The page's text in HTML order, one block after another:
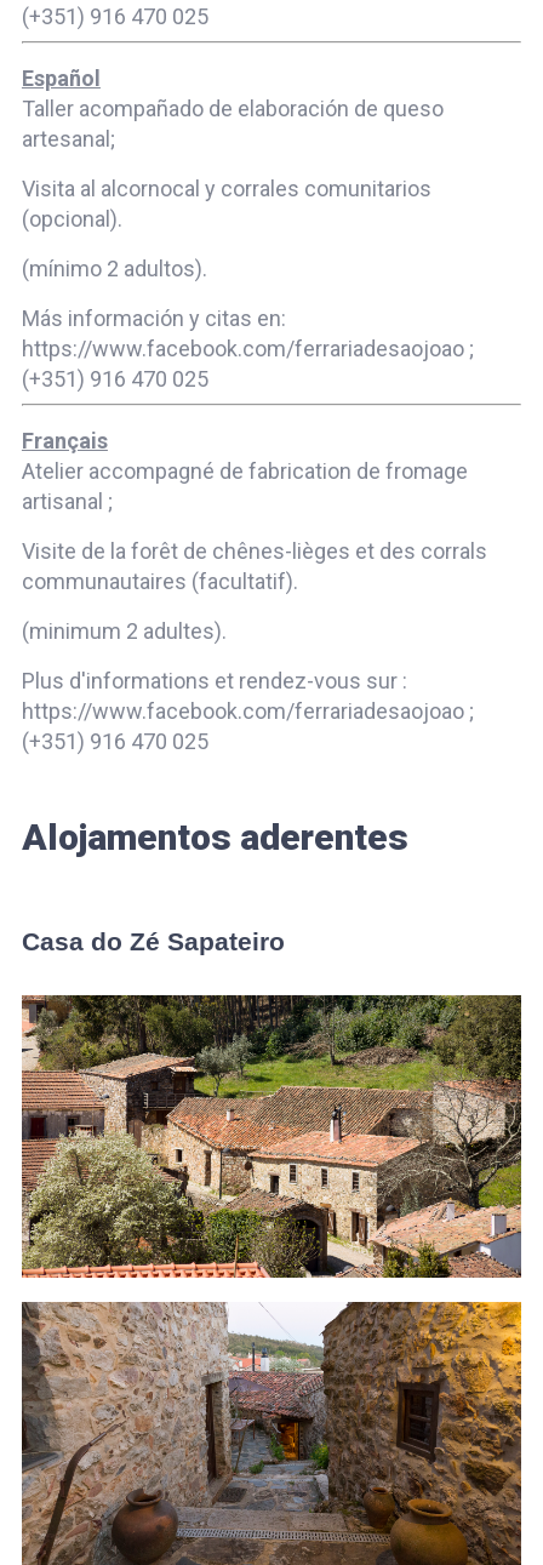
(+351) 916 470 025
Español
Taller acompañado de elaboración de queso
artesanal;
Visita al alcornocal y corrales comunitarios
(opcional).
(mínimo 2 adultos).
Más información y citas en:
https://www.facebook.com/ferrariadesaojoao ;
(+351) 916 470 025
Français
Atelier accompagné de fabrication de fromage
artisanal ;
Visite de la forêt de chênes-lièges et des corrals
communautaires (facultatif).
(minimum 2 adultes).
Plus d'informations et rendez-vous sur :
https://www.facebook.com/ferrariadesaojoao ;
(+351) 916 470 025
Alojamentos aderentes
Casa do Zé Sapateiro